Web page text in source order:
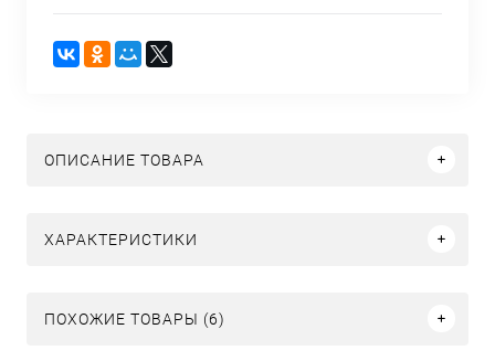
ОПИСАНИЕ ТОВАРА
ХАРАКТЕРИСТИКИ
ПОХОЖИЕ ТОВАРЫ (6)